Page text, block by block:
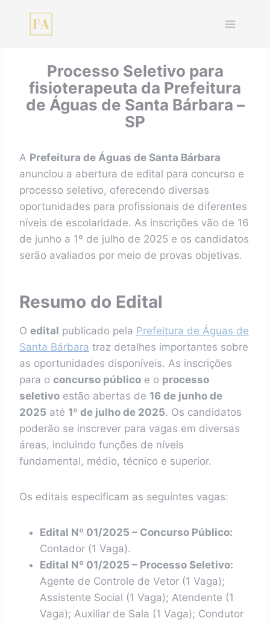
Processo Seletivo para
fisioterapeuta da Prefeitura
de Águas de Santa Bárbara –
SP
A Prefeitura de Águas de Santa Bárbara
anunciou a abertura de edital para concurso e
processo seletivo, oferecendo diversas
oportunidades para profissionais de diferentes
níveis de escolaridade. As inscrições vão de 16
de junho a 1º de julho de 2025 e os candidatos
serão avaliados por meio de provas objetivas.
Resumo do Edital
O edital publicado pela Prefeitura de Águas de
Santa Bárbara traz detalhes importantes sobre
as oportunidades disponíveis. As inscrições
para o concurso público e o processo
seletivo estão abertas de 16 de junho de
2025 até 1º de julho de 2025. Os candidatos
poderão se inscrever para vagas em diversas
áreas, incluindo funções de níveis
fundamental, médio, técnico e superior.
Os editais especificam as seguintes vagas:
Edital Nº 01/2025 – Concurso Público:
Contador (1 Vaga).
Edital Nº 01/2025 – Processo Seletivo:
Agente de Controle de Vetor (1 Vaga);
Assistente Social (1 Vaga); Atendente (1
Vaga); Auxiliar de Sala (1 Vaga); Condutor